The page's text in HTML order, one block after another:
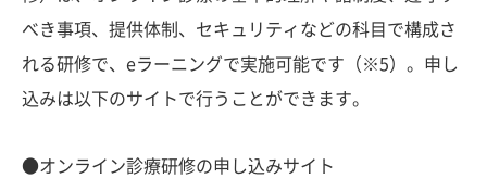
べき事項、提供体制、セキュリティなどの科目で構成さ
れる研修で、eラーニングで実施可能です（※5）。申し
込みは以下のサイトで行うことができます。
●オンライン診療研修の申し込みサイト